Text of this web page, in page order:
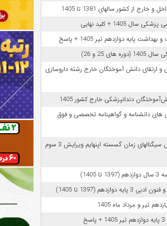
از کشور سالهای 1381 تا 1405
1405 + کلید نهایی
پایه دوازدهم تیر 1405 + پاسخ
25 و 26)
و ارتقای دانش آموختگان خارج رشته داروسازی
دندانپزشکی خارج کشور 1405
های دانشنامه و گواهینامه تخصصی و فوق
کتاب و حل المسائل پردازش سیگنالهای زمان گسسته اپنهایم ویرایش 3 سوم
(1397 تا 1405)
تیر و مرداد ماه 1405